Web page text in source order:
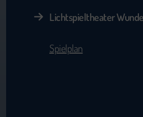
Lichtspieltheater
Spielplan